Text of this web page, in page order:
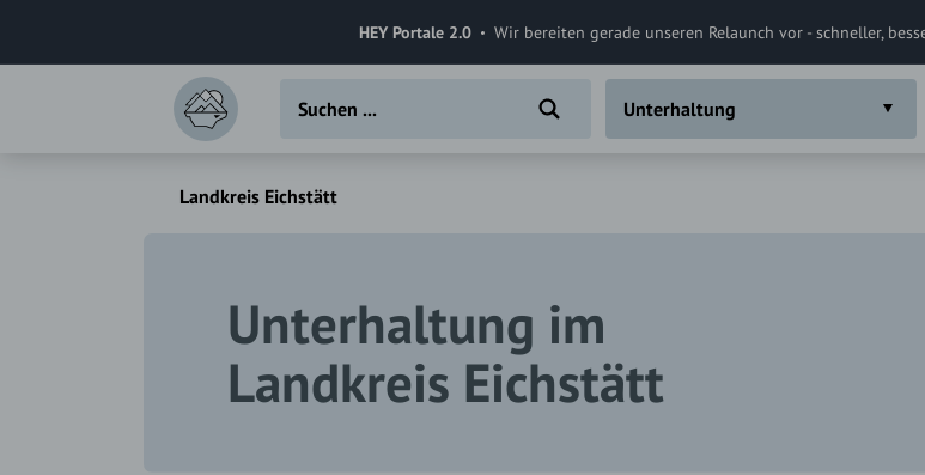
HEY Portale 2.0 Wir bereiten gerade unseren Relaunch vor - schneller,
Unterhaltung
Landkreis Eichstätt
Unterhaltung im
Landkreis Eichstätt